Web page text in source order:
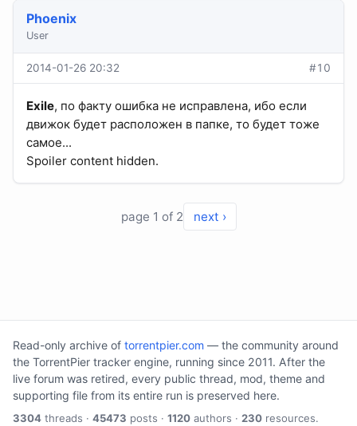
Phoenix
User
2014-01-26 20:32 #10
Exile, по факту ошибка не исправлена, ибо если
движок будет расположен в папке, то будет тоже
самое...
Spoiler content hidden.
page 1 of 2 next ›
Read-only archive of torrentpier.com — the community around
the TorrentPier tracker engine, running since 2011. After the
live forum was retired, every public thread, mod, theme and
supporting file from its entire run is preserved here.
3304 threads · 45473 posts · 1120 authors · 230 resources.